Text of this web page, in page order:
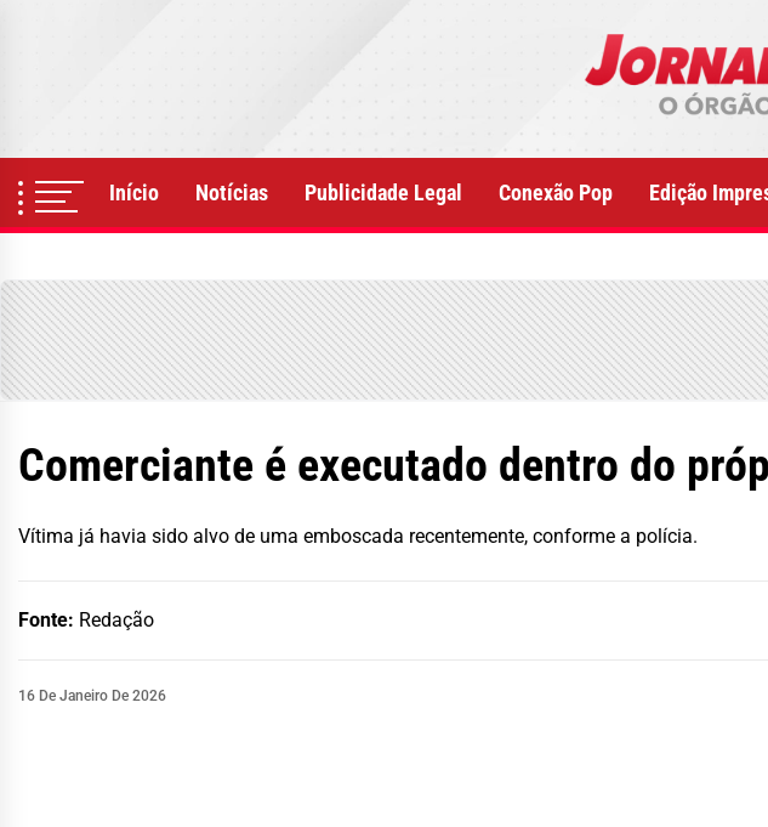
Início Notícias Publicidade Legal Conexão Pop Edição
Comerciante é executado dentro do
Vítima já havia sido alvo de uma emboscada recentemente, conforme a polícia.
Fonte: Redação
16 De Janeiro De 2026